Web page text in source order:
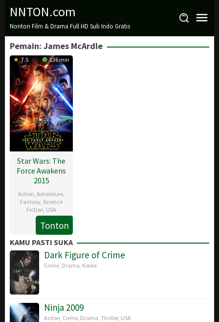
Loncat
konten
NNTON.com
Nonton Film & Drama Full HD Sub Indo Gratis
Pemain: James McArdle
7.5 136 min
Star Wars: The
Force Awakens
2015
Action ,Adventure
Fantasy Science
Fiction USA
15
Dec
2015
J.J.
Abrams
Tonton
KAMU PASTI SUKA
Dark Figure of Crime
Crime Drama Korea
Ninja 2009
Action Crime Drama Thriller, USA